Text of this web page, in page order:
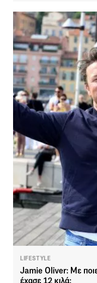
LIFESTYLE
Jamie Oliver: Με
έχασε 12 κιλά;